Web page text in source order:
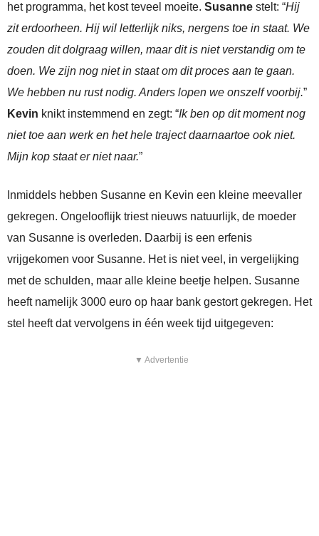
het programma, het kost teveel moeite. Susanne stelt: “Hij
zit erdoorheen. Hij wil letterlijk niks, nergens toe in staat. We
zouden dit dolgraag willen, maar dit is niet verstandig om te
doen. We zijn nog niet in staat om dit proces aan te gaan.
We hebben nu rust nodig. Anders lopen we onszelf voorbij.”
Kevin knikt instemmend en zegt: “Ik ben op dit moment nog
niet toe aan werk en het hele traject daarnaartoe ook niet.
Mijn kop staat er niet naar.”
Inmiddels hebben Susanne en Kevin een kleine meevaller
gekregen. Ongelooflijk triest nieuws natuurlijk, de moeder
van Susanne is overleden. Daarbij is een erfenis
vrijgekomen voor Susanne. Het is niet veel, in vergelijking
met de schulden, maar alle kleine beetje helpen. Susanne
heeft namelijk 3000 euro op haar bank gestort gekregen. Het
stel heeft dat vervolgens in één week tijd uitgegeven:
▼ Advertentie